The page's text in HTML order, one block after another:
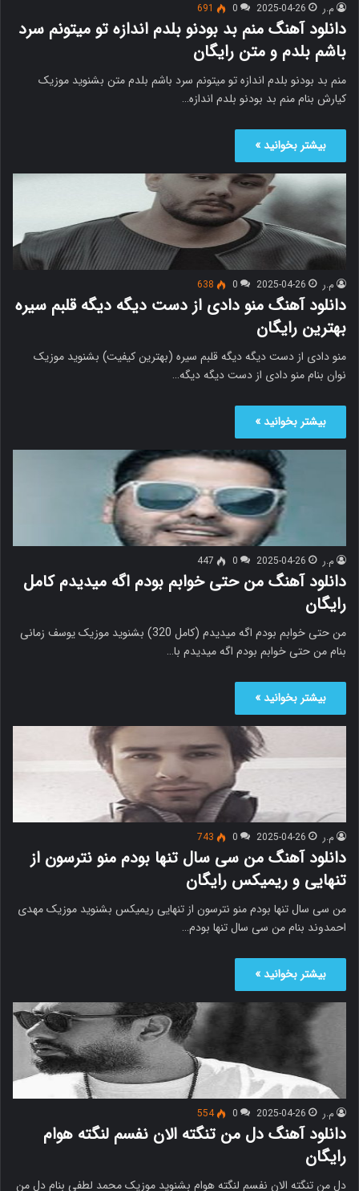
م.ر 2025-04-26
0
691
دانلود آهنگ منم بد بودنو بلدم اندازه تو میتونم سرد
باشم بلدم و متن رایگان
منم بد بودنو بلدم اندازه تو میتونم سرد باشم بلدم متن بشنوید موزیک
کیارش بنام منم بد بودنو بلدم اندازه…
بیشتر بخوانید »
م.ر 2025-04-26
0
638
دانلود آهنگ منو دادی از دست دیگه دیگه قلبم سیره
بهترین رایگان
منو دادی از دست دیگه دیگه قلبم سیره (بهترین کیفیت) بشنوید موزیک
نوان بنام منو دادی از دست دیگه دیگه…
بیشتر بخوانید »
م.ر 2025-04-26
0
447
دانلود آهنگ من حتی خوابم بودم اگه میدیدم کامل
رایگان
من حتی خوابم بودم اگه میدیدم (کامل 320) بشنوید موزیک یوسف زمانی
بنام من حتی خوابم بودم اگه میدیدم با…
بیشتر بخوانید »
م.ر 2025-04-26
0
743
دانلود آهنگ من سی سال تنها بودم منو نترسون از
تنهایی و ریمیکس رایگان
من سی سال تنها بودم منو نترسون از تنهایی ریمیکس بشنوید موزیک مهدی
احمدوند بنام من سی سال تنها بودم…
بیشتر بخوانید »
م.ر 2025-04-26
0
554
دانلود آهنگ دل من تنگته الان نفسم لنگته هوام
رایگان
دل من تنگته الان نفسم لنگته هوام بشنوید موزیک محمد لطفی بنام دل من